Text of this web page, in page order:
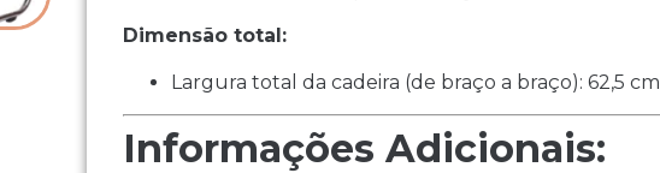
Dimensão total:
Largura total da cadeira (de braço a braço): 62,5 cm
Informações Adicionais: